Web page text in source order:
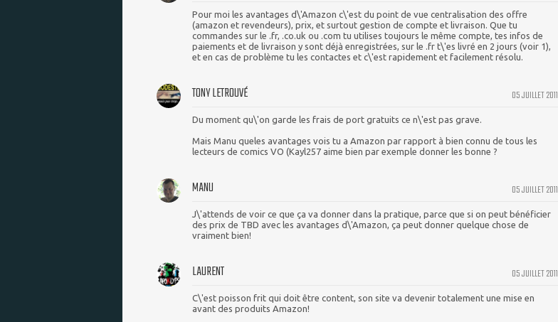
Pour moi les avantages d\'Amazon c\'est du point de vue centralisation des offre
(amazon et revendeurs), prix, et surtout gestion de compte et livraison. Que tu
commandes sur le .fr, .co.uk ou .com tu utilises toujours le même compte, tes infos de
paiements et de livraison y sont déjà enregistrées, sur le .fr t\'es livré en 2 jours (voir 1),
et en cas de problème tu les contactes et c\'est rapidement et facilement résolu.
05 JUILLET 2011
TONY LETROUVÉ
Du moment qu\'on garde les frais de port gratuits ce n\'est pas grave.
Mais Manu queles avantages vois tu a Amazon par rapport à bien connu de tous les
lecteurs de comics VO (Kayl257 aime bien par exemple donner les bonne ?
05 JUILLET 2011
MANU
J\'attends de voir ce que ça va donner dans la pratique, parce que si on peut bénéficier
des prix de TBD avec les avantages d\'Amazon, ça peut donner quelque chose de
vraiment bien!
05 JUILLET 2011
LAURENT
C\'est poisson frit qui doit être content, son site va devenir totalement une mise en
avant des produits Amazon!